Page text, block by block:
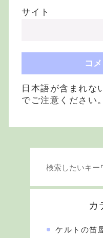
サイト
日本語が含まれな
でご注意ください
カ
ケルトの笛